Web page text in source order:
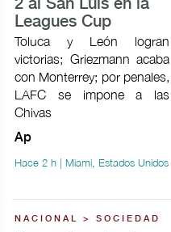
2 al San Luis en la
Leagues Cup
Toluca y León logran
victorias; Griezmann acaba
con Monterrey; por penales,
LAFC se impone a las
Chivas
Ap
Hace 2 h | Miami, Estados Unidos
NACIONAL > SOCIEDAD